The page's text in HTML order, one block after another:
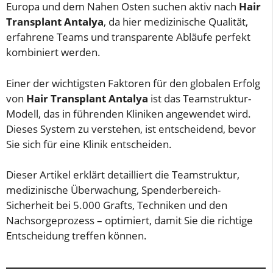
Europa und dem Nahen Osten suchen aktiv nach Hair
Transplant Antalya, da hier medizinische Qualität,
erfahrene Teams und transparente Abläufe perfekt
kombiniert werden.
Einer der wichtigsten Faktoren für den globalen Erfolg
von Hair Transplant Antalya ist das Teamstruktur-
Modell, das in führenden Kliniken angewendet wird.
Dieses System zu verstehen, ist entscheidend, bevor
Sie sich für eine Klinik entscheiden.
Dieser Artikel erklärt detailliert die Teamstruktur,
medizinische Überwachung, Spenderbereich-
Sicherheit bei 5.000 Grafts, Techniken und den
Nachsorgeprozess – optimiert, damit Sie die richtige
Entscheidung treffen können.